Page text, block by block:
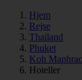
Hjem
Rejse
Thailand
Phuket
Koh Maphrao
Hoteller